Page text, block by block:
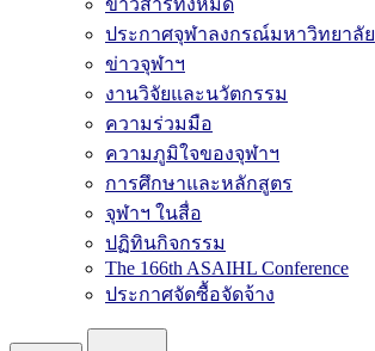
ข่าวสารทั้งหมด
ประกาศจุฬาลงกรณ์มหาวิทยาลัย
ข่าวจุฬาฯ
งานวิจัยและนวัตกรรม
ความร่วมมือ
ความภูมิใจของจุฬาฯ
การศึกษาและหลักสูตร
จุฬาฯ ในสื่อ
ปฏิทินกิจกรรม
The 166th ASAIHL Conference
ประกาศจัดซื้อจัดจ้าง